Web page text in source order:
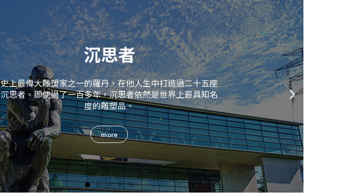
沉思者
史上最偉大雕塑家之一的羅丹，在他人生中打造過二十五座
沉思者。即使過了一百多年，沉思者依然是世界上最具知名
度的雕塑品。
more